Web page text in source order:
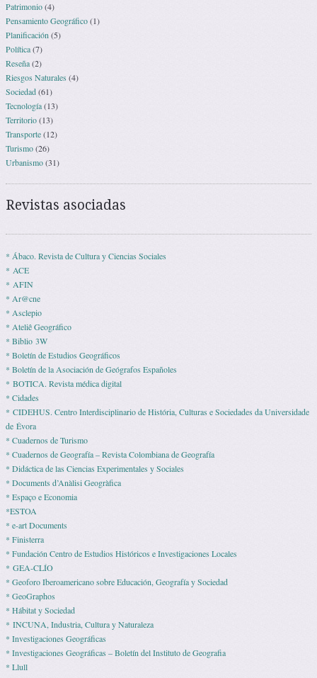
Patrimonio(4)
Pensamiento Geográfico(1)
Planificación (5)
Política(7)
Reseña(2)
Riesgos Naturales(4)
Sociedad(61)
Tecnología(13)
Territorio(13)
Transporte(12)
Turismo(26)
Urbanismo(31)
Revistas asociadas
* Ábaco. Revista de Cultura y Ciencias Sociales
* ACE
* AFIN
* Ar@cne
* Asclepio
* Ateliê Geográfico
* Biblio 3W
* Boletín de Estudios Geográficos
* Boletín de la Asociación de Geógrafos Españoles
* BOTICA. Revista médica digital
* Cidades
* CIDEHUS. Centro Interdisciplinario de História, Culturas e Sociedades da Universidade
de Évora
* Cuadernos de Turismo
* Cuadernos de Geografía – Revista Colombiana de Geografía
* Didáctica de las Ciencias Experimentales y Sociales
* Documents d’Anàlisi Geogràfica
* Espaço e Economia
*ESTOA
* e-art Documents
* Finisterra
* Fundación Centro de Estudios Históricos e Investigaciones Locales
* GEA-CLÍO
* Geoforo Iberoamericano sobre Educación, Geografía y Sociedad
* GeoGraphos
* Hábitat y Sociedad
* INCUNA, Industria, Cultura y Naturaleza
* Investigaciones Geográficas
* Investigaciones Geográficas – Boletín del Instituto de Geografia
* Llull